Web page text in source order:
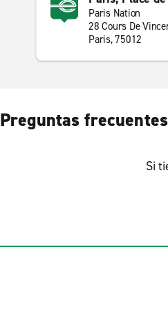
Paris Nation
28 Cours De
Paris, 75012
Preguntas
Si